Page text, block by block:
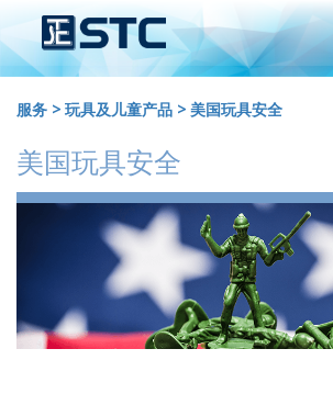
服务 > 玩具及儿童产品 > 美国玩具安全
美国玩具安全